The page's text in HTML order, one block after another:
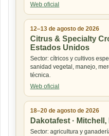
Web oficial
12–13 de agosto de 2026
Citrus & Specialty
Estados Unidos
Sector: cítricos y cultivos
sanidad vegetal, manejo,
técnica.
Web oficial
18–20 de agosto de 2026
Dakotafest ·
Sector: agricultura y